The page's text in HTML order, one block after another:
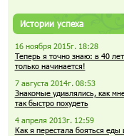
Истории успеха
16 ноября 2015г. 18:28
Теперь я точно знаю: в 40
только начинается!
7 августа 2014г. 08:53
Знакомые удивлялись, как
так быстро похудеть
4 апреля 2013г. 12:59
Как я перестала бояться еды